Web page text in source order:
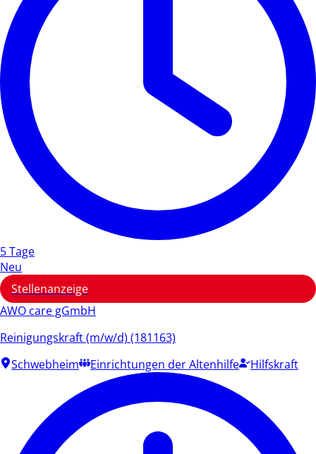
5 Tage
Neu
Stellenanzeige
AWO care gGmbH
Reinigungskraft (m/w/d) (181163)
Schwebheim
Einrichtungen der Altenhilfe Hilfskraft